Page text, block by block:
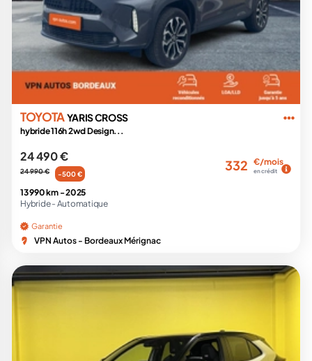
TOYOTAYARIS CROSS
hybride 116h 2wd Design...
24 490 €
24 990 € -500 €
332 €/mois
en crédit
13 990 km -2025
Hybride - Automatique
Garantie
VPN Autos - Bordeaux Mérignac